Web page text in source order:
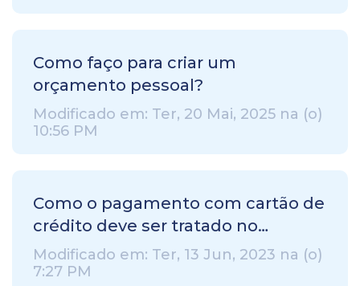
Como faço para criar um
orçamento pessoal?
Modificado em: Ter, 20 Mai, 2025 na (o)
10:56 PM
Como o pagamento com cartão de
crédito deve ser tratado no
TimelyBills?
Modificado em: Ter, 13 Jun, 2023 na (o)
7:27 PM